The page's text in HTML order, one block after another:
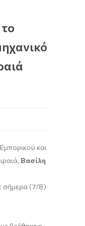
και
Βασίλη
σήμερα (7/8)